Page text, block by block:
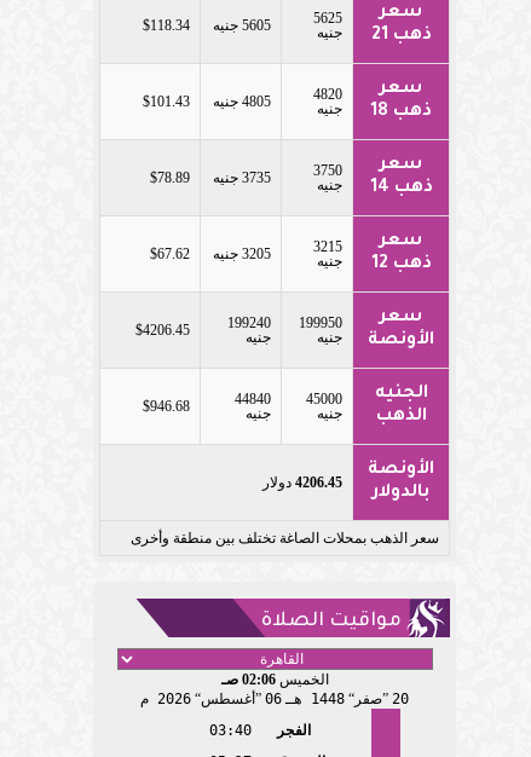
سعر
ذهب 21
5625
جنيه
5605 جنيه $118.34
سعر
ذهب 18
4820
جنيه
4805 جنيه $101.43
سعر
ذهب 14
3750
جنيه
3735 جنيه $78.89
سعر
ذهب 12
3215
جنيه
3205 جنيه $67.62
سعر
الأونصة
199950
جنيه
199240
جنيه
$4206.45
الجنيه
الذهب
45000
جنيه
44840
جنيه
$946.68
الأونصة
بالدولار
4206.45 دولار
سعر الذهب بمحلات الصاغة تختلف بين منطقة وأخرى
مواقيت الصلاة
الخميس02:06 صـ
20 صفر 1448 هـ 06 أغسطس 2026 م
الفجر
03:40